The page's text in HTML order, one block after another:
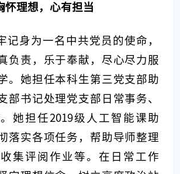
怀理想，心有担当
记身为一名中共党员的使命，
负责，乐于奉献，尽心尽力服
。她担任本科生第三党支部助
部书记处理党支部日常事务、
她担任2019级人工智能课助
落实各项任务，帮助导师整理
集评阅作业等。在日常工作